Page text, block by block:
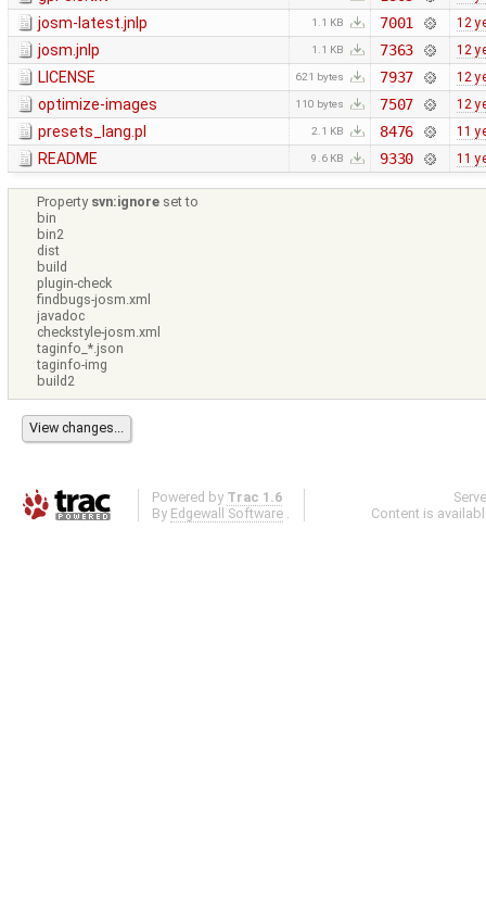
josm-latest.jnlp 1.1 KB 7001 12
josm.jnlp 1.1 KB 7363 12
LICENSE 621 bytes 7937 12
optimize-images 110 bytes 7507 12
presets_lang.pl 2.1 KB 8476 11
README 9.6 KB 9330 11
Property svn:ignore set to
bin
bin2
dist
build
plugin-check
findbugs-josm.xml
javadoc
checkstyle-josm.xml
taginfo_*.json
taginfo-img
build2
Powered by Trac 1.6
By Edgewall Software .
Content is